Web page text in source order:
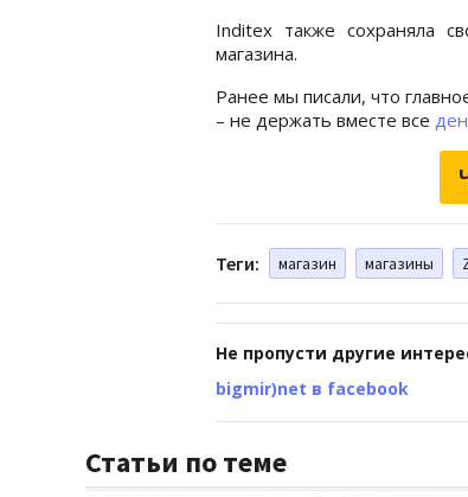
Inditex также сохраняла
магазина.
Ранее мы писали, что
– не держать вместе все
Теги: магазин магазины
Не пропусти другие
bigmir)net в facebook
Статьи по теме